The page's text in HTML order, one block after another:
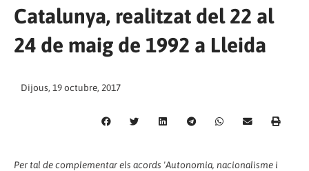
Catalunya, realitzat del 22 al
24 de maig de 1992 a Lleida
Dijous, 19 octubre, 2017
Per tal de complementar els acords 'Autonomia, nacionalisme i